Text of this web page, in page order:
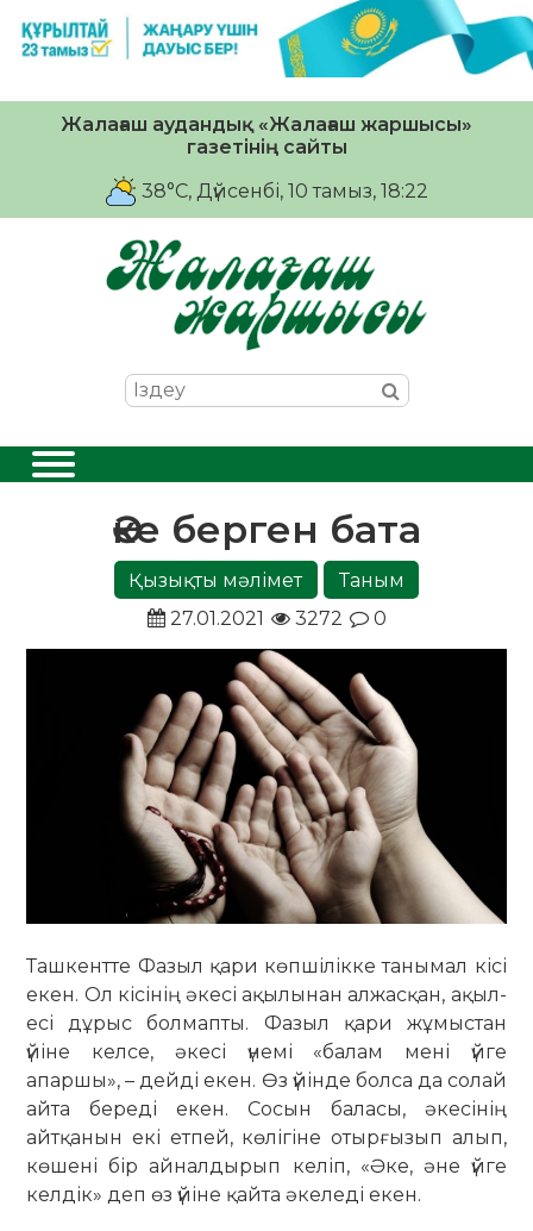
Жалағаш аудандық «Жалағаш жаршысы»
газетінің сайты
38°C, Дүйсенбі, 10 тамыз, 18:22
Әке берген бата
Қызықты мәлімет
Таным
27.01.2021
3272 0
Ташкентте Фазыл қари көпшілікке танымал кісі
екен. Ол кісінің әкесі ақылынан алжасқан, ақыл-
есі дұрыс болмапты. Фазыл қари жұмыстан
үйіне келсе, әкесі үнемі «балам мені үйге
апаршы», – дейді екен. Өз үйінде болса да солай
айта береді екен. Сосын баласы, әкесінің
айтқанын екі етпей, көлігіне отырғызып алып,
көшені бір айналдырып келіп, «Әке, әне үйге
келдік» деп өз үйіне қайта әкеледі екен.